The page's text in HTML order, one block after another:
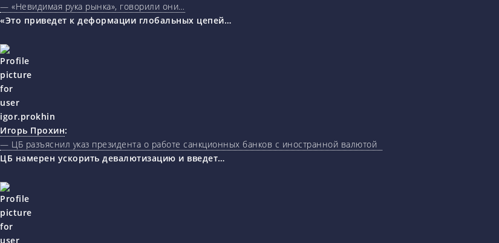
— «Невидимая рука рынка», говорили они…
«Это приведет к деформации глобальных цепей…
Игорь Прохин:
— ЦБ разъяснил указ президента о работе санкционных банков с иностранной валютой
ЦБ намерен ускорить девалютизацию и введет…